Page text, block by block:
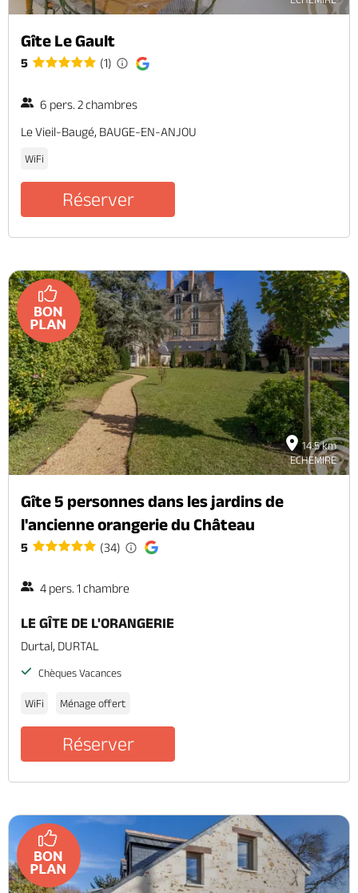
Gîte Le Gault
5 (1)
6 pers. 2 chambres
Le Vieil-Baugé, BAUGE-EN-ANJOU
WiFi
Réserver
14.5 km
ECHEMIRE
Gîte 5 personnes dans les jardins de
l'ancienne orangerie du Château
5 (34)
4 pers. 1 chambre
LE GÎTE DE L'ORANGERIE
Durtal, DURTAL
Chèques Vacances
WiFi Ménage offert
Réserver